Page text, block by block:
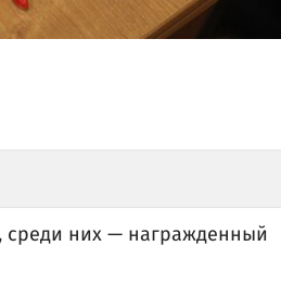
среди них — награжденный